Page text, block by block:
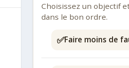
Choisissez un objectif
dans le bon ordre.
✅Faire moins de